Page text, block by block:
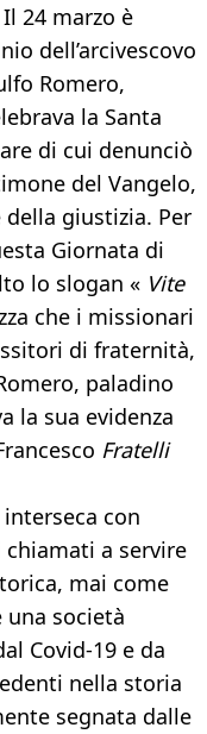
24 marzo è
dell’arcivescovo
Romero,
la Santa
di cui denunciò
del Vangelo,
giustizia. Per
Giornata di
lo slogan « Vite
che i missionari
di fraternità,
paladino
la sua evidenza
Fratelli
con
a servire
mai come
una società
Covid-19 e da
nella storia
segnata dalle